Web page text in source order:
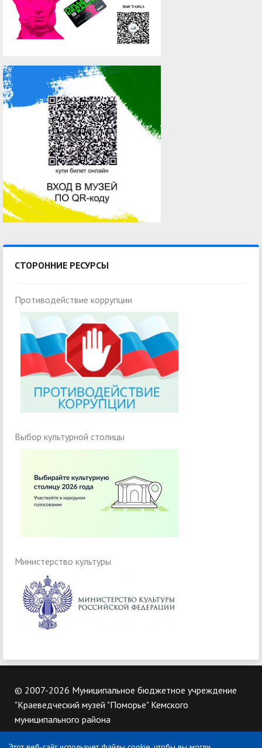
СТОРОННИЕ РЕСУРСЫ
Противодействие коррупции
Выбор культурной столицы
Министерство культуры
© 2007-2026 Муниципальное бюджетное учреждение
"Краеведческий музей "Поморье" Кемского
муниципального района